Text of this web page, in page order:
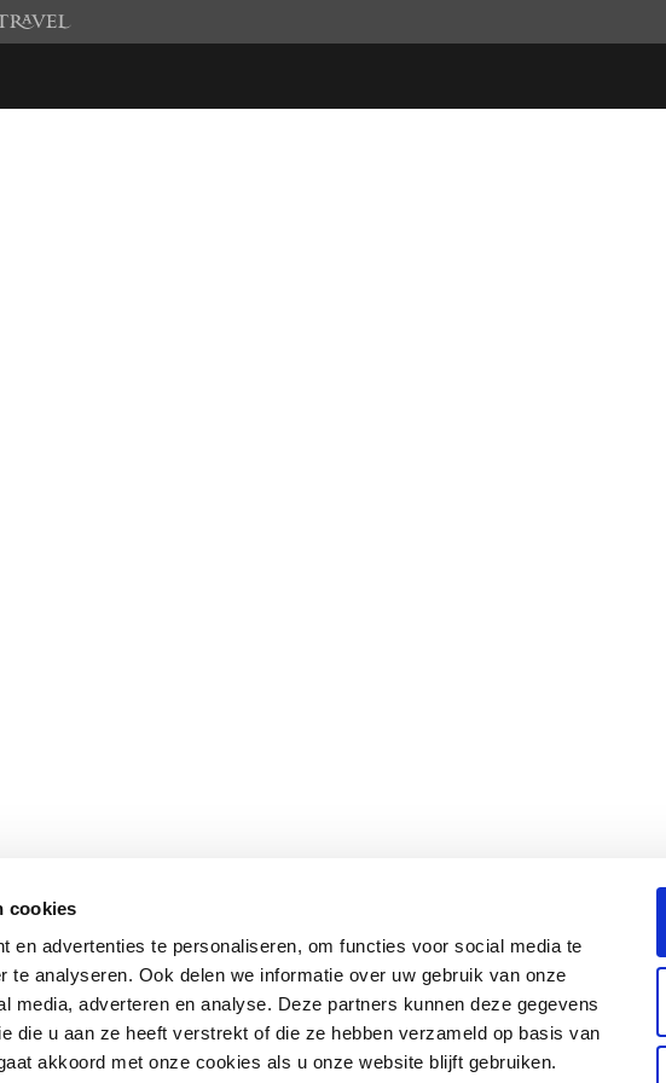
cookies
en advertenties te personaliseren, om functies voor social media te
te analyseren. Ook delen we informatie over uw gebruik van onze
media, adverteren en analyse. Deze partners kunnen deze gegevens
die u aan ze heeft verstrekt of die ze hebben verzameld op basis van
akkoord met onze cookies als u onze website blijft gebruiken.